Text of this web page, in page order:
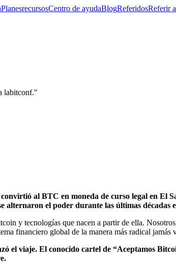
PlanesrecursosCentro de ayudaBlogReferidosReferir
labitconf."
convirtió al BTC en moneda de curso legal en El
el poder durante las últimas décadas
y tecnologías que nacen a partir de ella.
financiero global de la manera más radical jamás
el viaje. El conocido cartel de “Aceptamos